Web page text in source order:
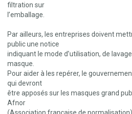
filtration sur
l’emballage.
Par ailleurs, les entreprises doivent
public une notice
indiquant le mode d’utilisation, de
masque.
Pour aider à les repérer, le
qui devront
être apposés sur les masques grand
Afnor
(Association française de normalisation).